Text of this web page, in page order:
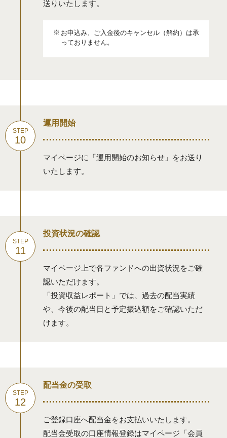
送りいたします。
お申込み、ご入金後のキャンセル（解約）は承
っておりません。
運用開始
マイページに「運用開始のお知らせ」をお送り
いたします。
投資状況の確認
マイページ上で各ファンドへの出資状況をご確
認いただけます。
「投資収益レポート」では、過去の配当実績
や、今後の配当日と予定振込額をご確認いただ
けます。
配当金の受取
ご登録口座へ配当金をお支払いいたします。
配当金受取の口座情報登録はマイページ「会員